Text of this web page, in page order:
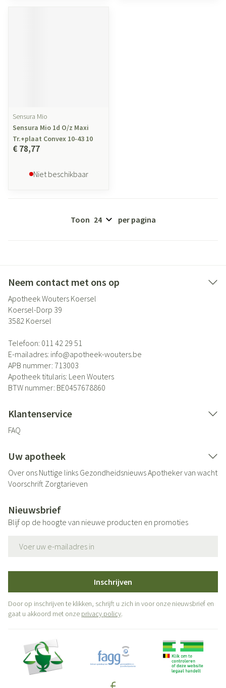
Sensura Mio
Sensura Mio 1d O/z Maxi
Tr.+plaat Convex 10-43 10
€ 78,77
Niet beschikbaar
Toon per pagina
Neem contact met ons op
Apotheek Wouters Koersel
Koersel-Dorp 39
3582 Koersel
Telefoon: 011 42 29 51
E-mailadres: info@apotheek-wouters.be
APB nummer: 713003
Apotheek titularis: Leen Wouters
BTW nummer: BE0457678860
Klantenservice
FAQ
Uw apotheek
Over ons Nuttige links GezondheidsnieuwsApotheker van wacht
Voorschrift Zorgtarieven
Nieuwsbrief
Blijf op de hoogte van nieuwe producten en promoties
Inschrijven
Door op inschrijven te klikken, schrijft u zich in voor onze nieuwsbrief en
gaat u akkoord met onze privacy policy.